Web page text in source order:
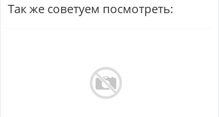
Так же советуем посмотреть: